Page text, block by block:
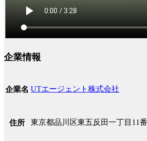
企業情報
企業名 UTエージェント株式会社
住所 東京都品川区東五反田一丁目11